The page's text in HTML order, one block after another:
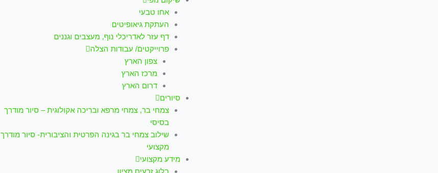
אחו טבעי
העתקת גיאופיטים
דף עזר לאדריכלי נוף, מעצבים וגננים
פרוייקטים/ עבודות הצלה
צפון הארץ
מרכז הארץ
דרום הארץ
סיורים
צמחי בר, צמחי מרפא ובריכה אקולוגית – סיור מודרך
בסיסי
שילוב צמחי בר בגינה הפרטית והציבורית- סיור מודרך
מקצועי
מידע מקצועי
בלוג זרעים מציון